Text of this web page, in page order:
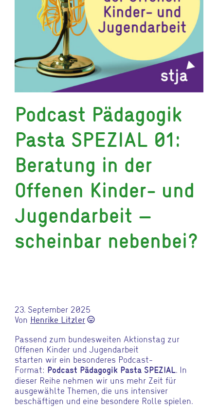
Podcast Pädagogik
Pasta SPEZIAL 01:
Beratung in der
Offenen Kinder- und
Jugendarbeit –
scheinbar nebenbei?
23. September 2025
Von Henrike Litzler sentiment_very_satisfied
Passend zum bundesweiten Aktionstag zur
Offenen Kinder und Jugendarbeit
starten wir ein besonderes Podcast-
Format: Podcast Pädagogik Pasta SPEZIAL. In
dieser Reihe nehmen wir uns mehr Zeit für
ausgewählte Themen, die uns intensiver
beschäftigen und eine besondere Rolle spielen.